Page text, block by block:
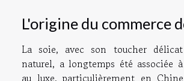
L'origine du commerce
La soie, avec son toucher
naturel, a longtemps été associée
au luxe, particulièrement en